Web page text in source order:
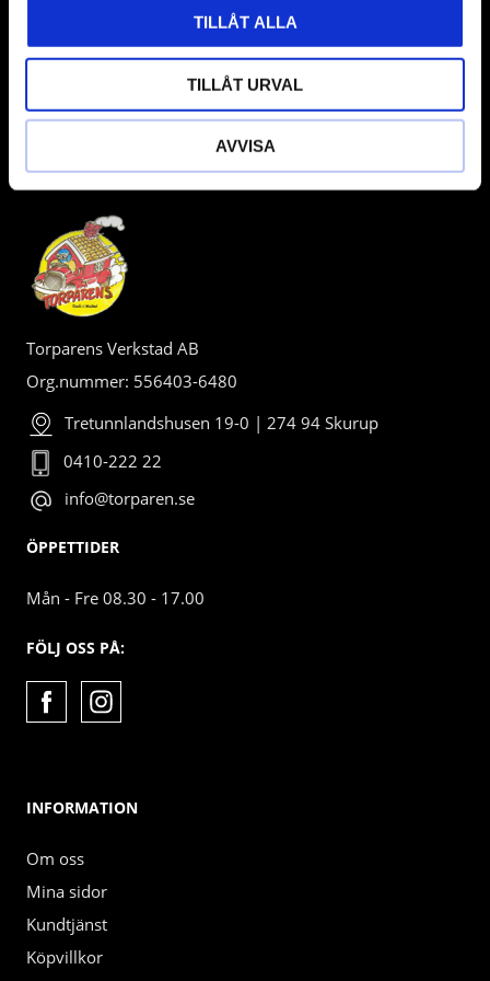
TILLÅT ALLA
TILLÅT URVAL
AVVISA
BUTIK
Torparens Verkstad AB
Org.nummer: 556403-6480
Tretunnlandshusen 19-0 | 274 94 Skurup
0410-222 22
info@torparen.se
ÖPPETTIDER
Mån - Fre 08.30 - 17.00
FÖLJ OSS PÅ:
INFORMATION
Om oss
Mina sidor
Kundtjänst
Köpvillkor